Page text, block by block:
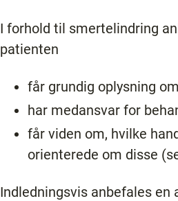
I forhold til smertelindring
patienten
får grundig oplysning
har medansvar for
får viden om, hvilke
orienterede om disse
Indledningsvis anbefales